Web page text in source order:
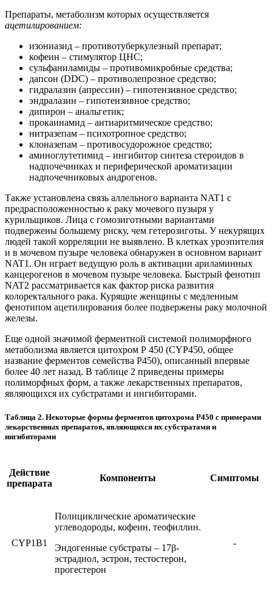
Препараты, метаболизм которых осуществляется
ацетилированием:
изониазид – противотуберкулезный препарат;
кофеин – стимулятор ЦНС;
сульфаниламиды – противомикробные средства;
дапсон (DDC) – противолепрозное средство;
гидралазин (апрессин) – гипотензивное средство;
эндралазин – гипотензивное средство;
дипирон – анальгетик;
прокаинамид – антиаритмическое средство;
нитразепам – психотропное средство;
клоназепам – противосудорожное средство;
аминоглутетимид – ингибитор синтеза стероидов в
надпочечниках и периферической ароматизации
надпочечниковых андрогенов.
Также установлена связь аллельного варианта NAT1 с
предрасположенностью к раку мочевого пузыря у
курильщиков. Лица с гомозиготными вариантами
подвержены большему риску, чем гетерозиготы. У некурящих
людей такой корреляции не выявлено. В клетках уроэпителия
и в мочевом пузыре человека обнаружен в основном вариант
NAT1. Он играет ведущую роль в активации ариламинных
канцерогенов в мочевом пузыре человека. Быстрый фенотип
NAT2 рассматривается как фактор риска развития
колоректального рака. Курящие женщины с медленным
фенотипом ацетилирования более подвержены раку молочной
железы.
Еще одной значимой ферментной системой полиморфного
метаболизма является цитохром Р 450 (СYP450, общее
название ферментов семейства P450), описанный впервые
более 40 лет назад. В таблице 2 приведены примеры
полиморфных форм, а также лекарственных препаратов,
являющихся их субстратами и ингибиторами.
Таблица 2. Некоторые формы ферментов цитохрома Р450 с примерами
лекарственных препаратов, являющихся их субстратами и
ингибиторами
Действие
препарата
Компоненты Симптомы
CYP1B1
Полициклические ароматические
углеводороды, кофеин, теофиллин.
Эндогенные субстраты – 17β-
эстрадиол, эстрон, тестостерон,
прогестерон
-